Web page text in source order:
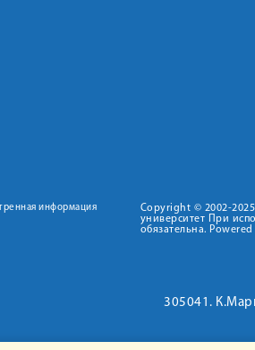
информация
Copyright © 2002-
университет При
обязательна.
305041.